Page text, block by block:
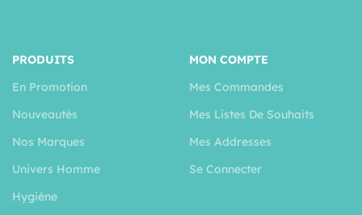
PRODUITS
En Promotion
Nouveautés
Nos Marques
Univers Homme
Hygiéne
MON COMPTE
Mes Commandes
Mes Listes De Souhaits
Mes Addresses
Se Connecter